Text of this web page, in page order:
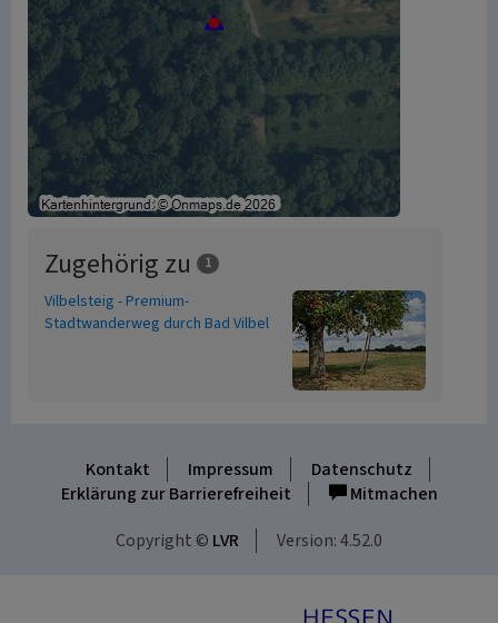
Zugehörig zu 1
Vilbelsteig - Premium-
Stadtwanderweg durch Bad Vilbel
Kontakt Impressum
Datenschutz
Erklärung zur Barrierefreiheit
Mitmachen
Copyright © LVR Version: 4.52.0